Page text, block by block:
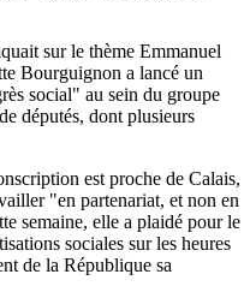
sur le thème Emmanuel
Bourguignon a lancé un
social" au sein du groupe
députés, dont plusieurs
est proche de Calais,
"en partenariat, et non en
semaine, elle a plaidé pour le
sociales sur les heures
de la République sa